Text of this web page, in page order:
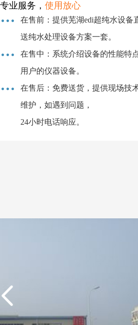
专业服务， 使用放心
在售前：提供芜湖edi超纯水设备
送纯水处理设备方案一套。
在售中：系统介绍设备的性能特
用户的仪器设备。
在售后：免费送货，提供现场技
维护，如遇到问题，
24小时电话响应。